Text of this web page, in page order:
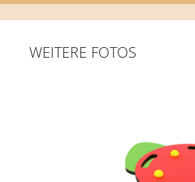
WEITERE FOTOS